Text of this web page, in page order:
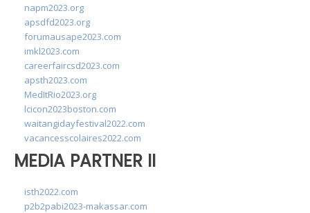
napm2023.org
apsdfd2023.org
forumausape2023.com
imkl2023.com
careerfaircsd2023.com
apsth2023.com
MedItRio2023.org
lcicon2023boston.com
waitangidayfestival2022.com
vacancesscolaires2022.com
MEDIA PARTNER II
isth2022.com
p2b2pabi2023-makassar.com